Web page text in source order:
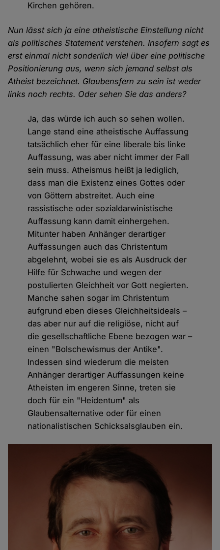
Kirchen gehören.
Nun lässt sich ja eine atheistische Einstellung nicht
als politisches Statement verstehen. Insofern sagt es
erst einmal nicht sonderlich viel über eine politische
Positionierung aus, wenn sich jemand selbst als
Atheist bezeichnet. Glaubensfern zu sein ist weder
links noch rechts. Oder sehen Sie das anders?
Ja, das würde ich auch so sehen wollen.
Lange stand eine atheistische Auffassung
tatsächlich eher für eine liberale bis linke
Auffassung, was aber nicht immer der Fall
sein muss. Atheismus heißt ja lediglich,
dass man die Existenz eines Gottes oder
von Göttern abstreitet. Auch eine
rassistische oder sozialdarwinistische
Auffassung kann damit einhergehen.
Mitunter haben Anhänger derartiger
Auffassungen auch das Christentum
abgelehnt, wobei sie es als Ausdruck der
Hilfe für Schwache und wegen der
postulierten Gleichheit vor Gott negierten.
Manche sahen sogar im Christentum
aufgrund eben dieses Gleichheitsideals –
das aber nur auf die religiöse, nicht auf
die gesellschaftliche Ebene bezogen war –
einen "Bolschewismus der Antike".
Indessen sind wiederum die meisten
Anhänger derartiger Auffassungen keine
Atheisten im engeren Sinne, treten sie
doch für ein "Heidentum" als
Glaubensalternative oder für einen
nationalistischen Schicksalsglauben ein.